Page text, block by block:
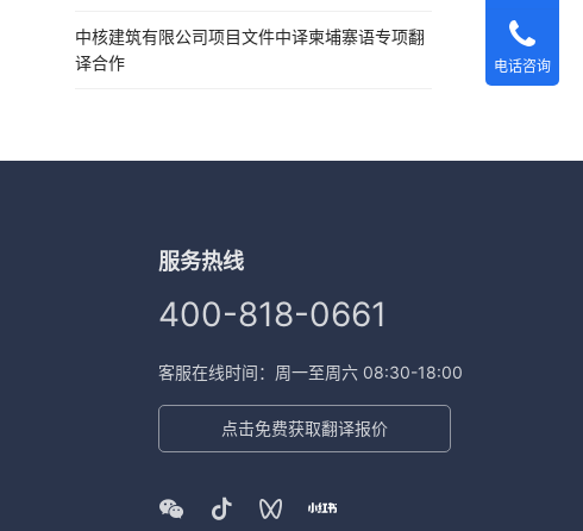
中核建筑有限公司项目文件中译柬埔寨语专项翻
译合作
服务热线
400-818-0661
客服在线时间：周一至周六 08:30-18:00
点击免费获取翻译报价
电话咨询